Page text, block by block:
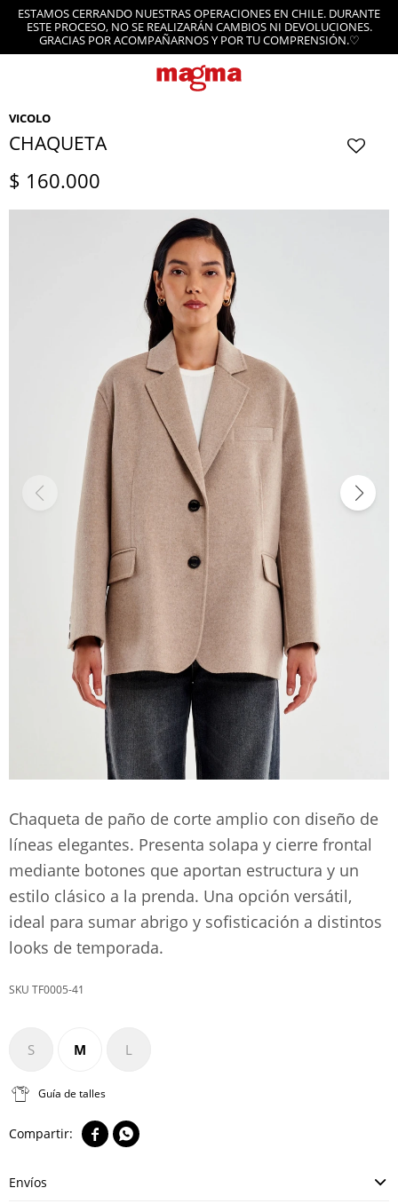
ESTAMOS CERRANDO NUESTRAS OPERACIONES EN CHILE. DURANTE
ESTE PROCESO, NO SE REALIZARÁN CAMBIOS NI DEVOLUCIONES.
GRACIAS POR ACOMPAÑARNOS Y POR TU COMPRENSIÓN.♡
VICOLO
CHAQUETA
$ 160.000
Chaqueta de paño de corte amplio con diseño de
líneas elegantes. Presenta solapa y cierre frontal
mediante botones que aportan estructura y un
estilo clásico a la prenda. Una opción versátil,
ideal para sumar abrigo y sofisticación a distintos
looks de temporada.
TF0005-41
S M L
Guía de talles
 
Envíos